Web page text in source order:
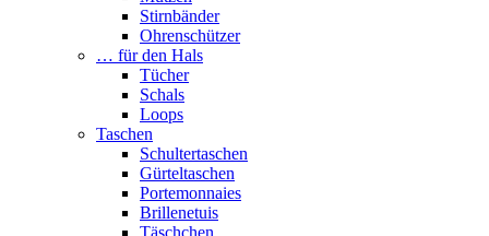
Stirnbänder
Ohrenschützer
… für den Hals
Tücher
Schals
Loops
Taschen
Schultertaschen
Gürteltaschen
Portemonnaies
Brillenetuis
Täschchen